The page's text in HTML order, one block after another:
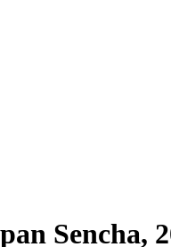
Sencha,